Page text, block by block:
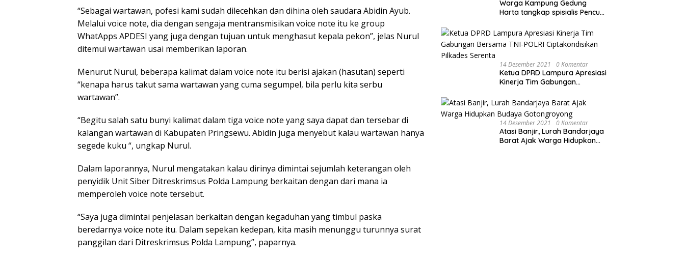
“Sebagai wartawan, pofesi kami sudah dilecehkan dan dihina oleh saudara Abidin Ayub.
Melalui voice note, dia dengan sengaja mentransmisikan voice note itu ke group
WhatApps APDESI yang juga dengan tujuan untuk menghasut kepala pekon”, jelas Nurul
ditemui wartawan usai memberikan laporan.
Menurut Nurul, beberapa kalimat dalam voice note itu berisi ajakan (hasutan) seperti
“kenapa harus takut sama wartawan yang cuma segumpel, bila perlu kita serbu
wartawan”.
“Begitu salah satu bunyi kalimat dalam tiga voice note yang saya dapat dan tersebar di
kalangan wartawan di Kabupaten Pringsewu. Abidin juga menyebut kalau wartawan hanya
segede kuku “, ungkap Nurul.
Dalam laporannya, Nurul mengatakan kalau dirinya dimintai sejumlah keterangan oleh
penyidik Unit Siber Ditreskrimsus Polda Lampung berkaitan dengan dari mana ia
memperoleh voice note tersebut.
“Saya juga dimintai penjelasan berkaitan dengan kegaduhan yang timbul paska
beredarnya voice note itu. Dalam sepekan kedepan, kita masih menunggu turunnya surat
panggilan dari Ditreskrimsus Polda Lampung”, paparnya.
Warga Kampung Gedung
Harta tangkap spisialis Pencuri
Sepeda Motor
14 Desember 2021 0 Komentar
Ketua DPRD Lampura Apresiasi
Kinerja Tim Gabungan
Ciptakondisikan Pilkades
Serenta
14 Desember 2021 0 Komentar
Atasi Banjir, Lurah Bandarjaya
Barat Ajak Warga Hidupkan